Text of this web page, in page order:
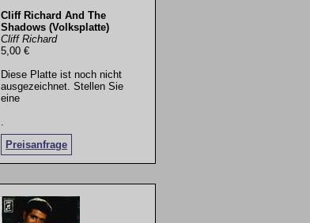
Cliff Richard And The
Shadows (Volksplatte)
Cliff Richard
5,00 €
Diese Platte ist noch nicht
ausgezeichnet. Stellen Sie
eine
Preisanfrage
.